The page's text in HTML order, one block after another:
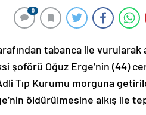
0
tabanca ile vurularak
şoförü Oğuz Erge’nin (44)
Tıp Kurumu morguna
öldürülmesine alkış ile